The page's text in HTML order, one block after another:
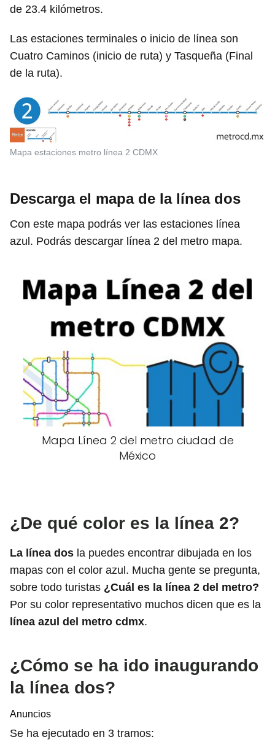
de 23.4 kilómetros.
Las estaciones terminales o inicio de línea son
Cuatro Caminos (inicio de ruta) y Tasqueña (Final
de la ruta).
Mapa estaciones metro línea 2 CDMX
Descarga el mapa de la línea dos
Con este mapa podrás ver las estaciones línea
azul. Podrás descargar línea 2 del metro mapa.
Mapa Línea 2 del metro ciudad de
México
¿De qué color es la línea 2?
La línea dos la puedes encontrar dibujada en los
mapas con el color azul. Mucha gente se pregunta,
sobre todo turistas ¿Cuál es la línea 2 del metro?
Por su color representativo muchos dicen que es la
línea azul del metro cdmx.
¿Cómo se ha ido inaugurando
la línea dos?
Anuncios
Se ha ejecutado en 3 tramos: